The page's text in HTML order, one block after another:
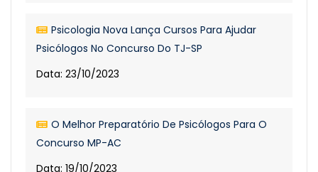
Psicologia Nova Lança Cursos Para Ajudar
Psicólogos No Concurso Do TJ-SP
Data: 23/10/2023
O Melhor Preparatório De Psicólogos Para O
Concurso MP-AC
Data: 19/10/2023